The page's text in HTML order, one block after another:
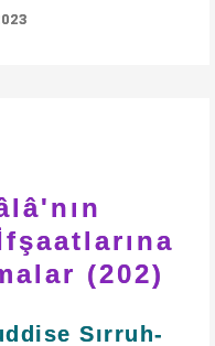
(202)
Sırruh-